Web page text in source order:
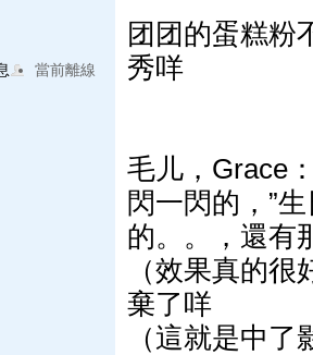
當前離線
团团的蛋糕粉
秀咩
毛儿，Grace
閃一閃的，”
的。。，還有
（效果真的
棄了咩
（這就是中